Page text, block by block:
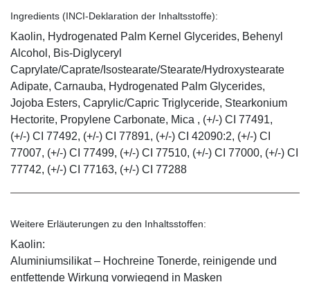
Ingredients (INCI-Deklaration der Inhaltsstoffe):
Kaolin, Hydrogenated Palm Kernel Glycerides, Behenyl
Alcohol, Bis-Diglyceryl
Caprylate/Caprate/Isostearate/Stearate/Hydroxystearate
Adipate, Carnauba, Hydrogenated Palm Glycerides,
Jojoba Esters, Caprylic/Capric Triglyceride, Stearkonium
Hectorite, Propylene Carbonate, Mica , (+/-) CI 77491,
(+/-) CI 77492, (+/-) CI 77891, (+/-) CI 42090:2, (+/-) CI
77007, (+/-) CI 77499, (+/-) CI 77510, (+/-) CI 77000, (+/-) CI
77742, (+/-) CI 77163, (+/-) CI 77288
Weitere Erläuterungen zu den Inhaltsstoffen:
Kaolin:
Aluminiumsilikat – Hochreine Tonerde, reinigende und
entfettende Wirkung vorwiegend in Masken